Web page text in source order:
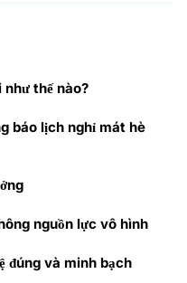
như thế nào?
báo lịch nghỉ mát hè
nguồn lực vô hình
đúng và minh bạch